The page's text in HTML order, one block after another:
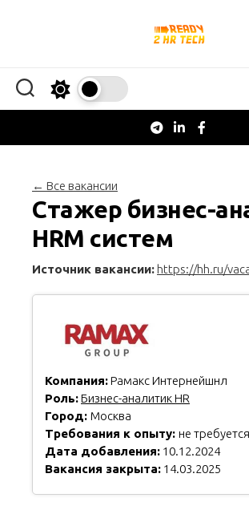
← Все вакансии
Стажер бизнес-
HRM систем
Источник вакансии: https://hh.ru/
Компания:Рамакс Интернейшнл
Роль:Бизнес-аналитик HR
Город: Москва
Требования к опыту: не требуется
Дата добавления: 10.12.2024
Вакансия закрыта: 14.03.2025